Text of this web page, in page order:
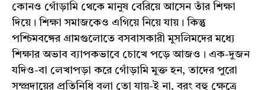
কোনও গোঁড়ামি থেকে মানুষ বেরিয়ে আসেন তাঁর শিক্ষা
দিয়ে। শিক্ষা সমাজকেও এগিয়ে নিয়ে যায়। কিন্তু
পশ্চিমবঙ্গের গ্রামগুলোতে বসবাসকারী মুসলিমদের মধ্যে
শিক্ষার অভাব ব্যাপকভাবে চোখে পড়ে আজও। এক-দুজন
যদিও-বা লেখাপড়া করে গোঁড়ামি মুক্ত হন, তাদের পুরো
সম্প্রদায়ের প্রতিনিধি বলা তো যায়-ই না, বরং বহু ক্ষেত্রে